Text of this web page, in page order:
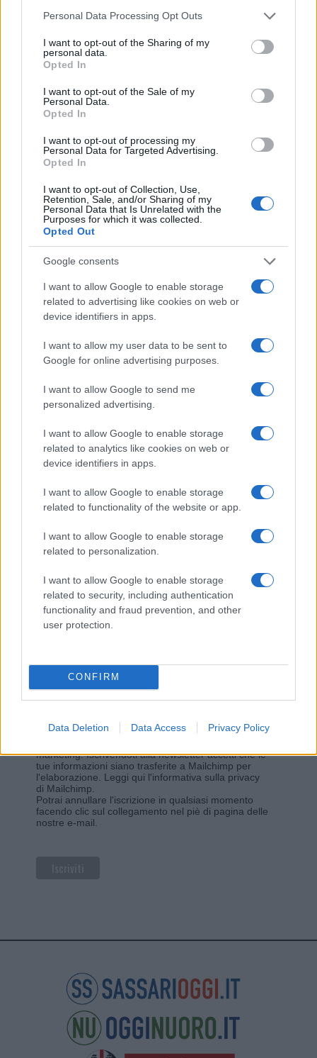
Please note that this website/app uses one or more Google
not limited to your visit or usage behaviour. You may click to
grant or deny consent to Google and its third-party tags to
use your data for below specified purposes in below Google
consent section.
Personal Data Processing Opt Outs
I want to opt-out of the Sharing of my
personal data.
Opted In
I want to opt-out of the Sale of my
Personal Data.
Opted In
I want to opt-out of processing my
Personal Data for Targeted Advertising.
Opted In
I want to opt-out of Collection, Use,
Retention, Sale, and/or Sharing of my
Personal Data that Is Unrelated with the
Purposes for which it was collected.
Opted Out
Google consents
I want to allow Google to enable storage
related to advertising like cookies on web or
device identifiers in apps.
I want to allow my user data to be sent to
Google for online advertising purposes.
I want to allow Google to send me
personalized advertising.
I want to allow Google to enable storage
related to analytics like cookies on web or
device identifiers in apps.
I want to allow Google to enable storage
related to functionality of the website or app.
I want to allow Google to enable storage
related to personalization.
I want to allow Google to enable storage
related to security, including authentication
functionality and fraud prevention, and other
user protection.
CONFIRM
Data Deletion Data Access Privacy Policy
Mario Malu
Paolo Pinna
Martina Agostina Diturco
I nostri cari
I nostri cari
I nostri cari
Invia un Comunicato Stampa|Pubblicità Segnala
Vuoi rimanere sempre aggiornato?
Iscriviti alla newsletter di Gallura Oggi e ricevi le nostre
email periodiche contenenti le ultime notizie pubblicate
Indirizzo email *
Privacy
marketing. Iscrivendoti alla newsletter accetti che le
tue informazioni siano trasferite a Mailchimp per
l'elaborazione. Leggi qui l'informativa sulla privacy
di Mailchimp
Potrai annullare l'iscrizione in qualsiasi momento
facendo clic sul collegamento nel piè di pagina delle
nostre e-mail.